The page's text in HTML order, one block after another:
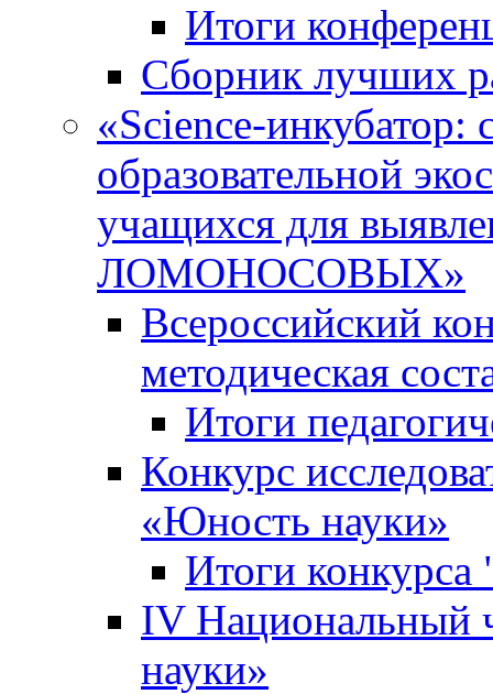
Итоги
Сборник лучших
«Science-инкубатор:
образовательной
учащихся для
ЛОМОНОСОВЫХ»
Всероссийский
методическая
Итоги
Конкурс
«Юность науки»
Итоги
IV
науки»